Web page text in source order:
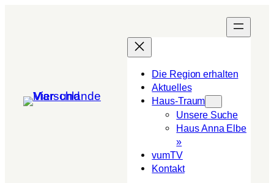
Die Region erhalten
Aktuelles
Haus-Traum
Unsere Suche
Haus Anna Elbe
»
vumTV
Kon­takt